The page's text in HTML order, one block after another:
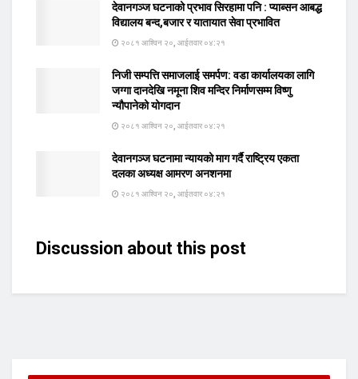
देवानगञ्ज घटनाको प्रभाव सिरहामा पनि : प्याब्सन आबद्ध
विद्यालय बन्द,बजार र यातायात सेवा प्रभावित
२०८१ आश्विन २०, आईतवार ०४:२१
निजी सम्पत्ति समाजलाई समर्पण: वडा कार्यालयका लागि
जग्गा दानदेखि नमूना शिव मन्दिर निर्माणसम्म विष्णु
न्यौपानेको योगदान
२०८१ आश्विन २०, आईतवार ०४:२१
देवानगञ्ज घटनामा न्यायको माग गर्दै राष्ट्रिय एकता
दलका अध्यक्ष आमरण अनशनमा
२०८१ आश्विन २०, आईतवार ०४:२१
Discussion about this post